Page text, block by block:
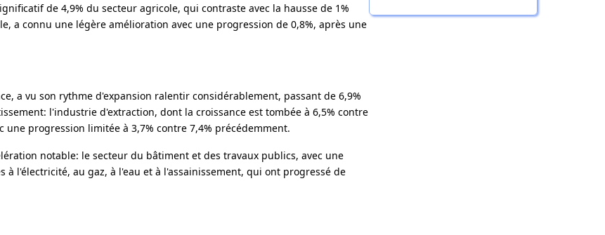
de 4,9% du secteur agricole, qui contraste avec la hausse de 1%
a connu une légère amélioration avec une progression de 0,8%, après une
a vu son rythme d'expansion ralentir considérablement, passant de 6,9%
l'industrie d'extraction, dont la croissance est tombée à 6,5% contre
progression limitée à 3,7% contre 7,4% précédemment.
notable: le secteur du bâtiment et des travaux publics, avec une
à l'électricité, au gaz, à l'eau et à l'assainissement, qui ont progressé de